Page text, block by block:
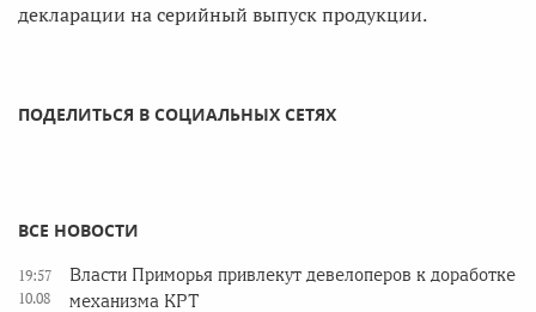
декларации на серийный выпуск продукции.
ПОДЕЛИТЬСЯ В СОЦИАЛЬНЫХ СЕТЯХ
ВСЕ НОВОСТИ
19:57
10.08
Власти Приморья привлекут девелоперов к доработке
механизма КРТ